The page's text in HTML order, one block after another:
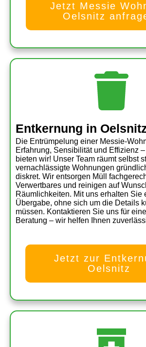
Jetzt Messie
Oelsnitz
Entkernung in
Die Entrümpelung einer Messie-
Erfahrung, Sensibilität und Effizienz
bieten wir! Unser Team räumt selbst
vernachlässigte Wohnungen
diskret. Wir entsorgen Müll
Verwertbares und reinigen auf
Räumlichkeiten. Mit uns erhalten Sie
Übergabe, ohne sich um die Details
müssen. Kontaktieren Sie uns für
Beratung – wir helfen Ihnen
Jetzt zur
Oelsnitz